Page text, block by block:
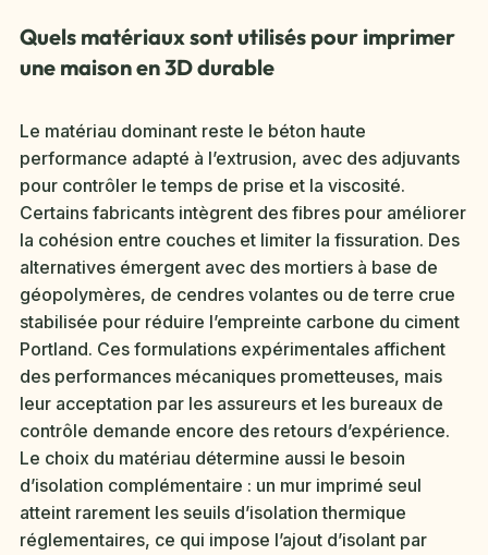
Quels matériaux sont utilisés pour imprimer
une maison en 3D durable
Le matériau dominant reste le béton haute
performance adapté à l’extrusion, avec des adjuvants
pour contrôler le temps de prise et la viscosité.
Certains fabricants intègrent des fibres pour améliorer
la cohésion entre couches et limiter la fissuration. Des
alternatives émergent avec des mortiers à base de
géopolymères, de cendres volantes ou de terre crue
stabilisée pour réduire l’empreinte carbone du ciment
Portland. Ces formulations expérimentales affichent
des performances mécaniques prometteuses, mais
leur acceptation par les assureurs et les bureaux de
contrôle demande encore des retours d’expérience.
Le choix du matériau détermine aussi le besoin
d’isolation complémentaire : un mur imprimé seul
atteint rarement les seuils d’isolation thermique
réglementaires, ce qui impose l’ajout d’isolant par